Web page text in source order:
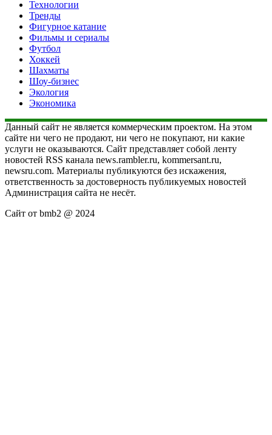
Технологии
Тренды
Фигурное катание
Фильмы и сериалы
Футбол
Хоккей
Шахматы
Шоу-бизнес
Экология
Экономика
Данный сайт не является коммерческим проектом. На этом
сайте ни чего не продают, ни чего не покупают, ни какие
услуги не оказываются. Сайт представляет собой ленту
новостей RSS канала news.rambler.ru, kommersant.ru,
newsru.com. Материалы публикуются без искажения,
ответственность за достоверность публикуемых новостей
Администрация сайта не несёт.
Сайт от bmb2 @ 2024